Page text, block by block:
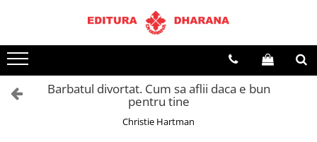
Terapii
Dietoterapie
Barbatul divortat. Cum sa aflii daca e bun
pentru tine
Christie Hartman